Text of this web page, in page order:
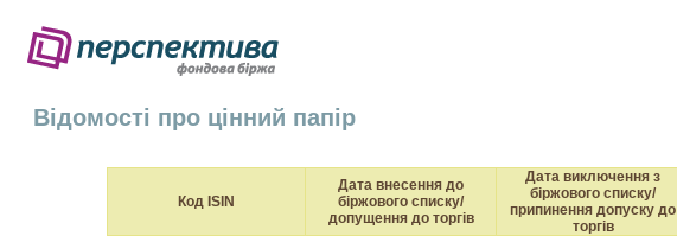
Відомості про цінний папір
Код ISIN
Дата внесення до
біржового списку/
допущення до торгів
Дата виключення з
біржового списку/
припинення допуску до
торгів